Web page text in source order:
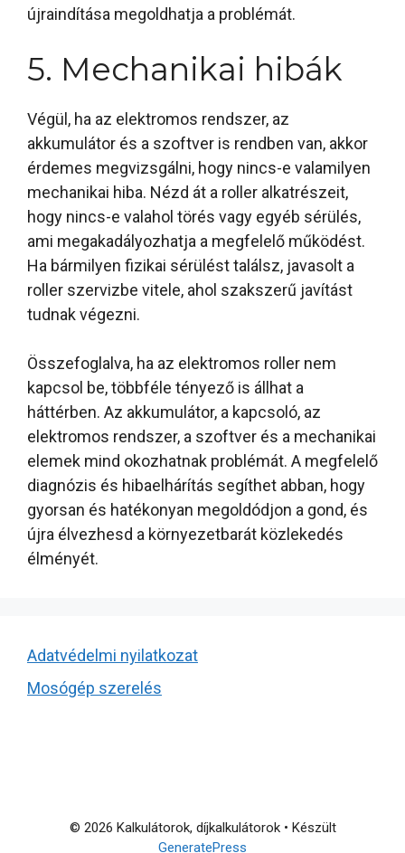
újraindítása megoldhatja a problémát.
5. Mechanikai hibák
Végül, ha az elektromos rendszer, az
akkumulátor és a szoftver is rendben van, akkor
érdemes megvizsgálni, hogy nincs-e valamilyen
mechanikai hiba. Nézd át a roller alkatrészeit,
hogy nincs-e valahol törés vagy egyéb sérülés,
ami megakadályozhatja a megfelelő működést.
Ha bármilyen fizikai sérülést találsz, javasolt a
roller szervizbe vitele, ahol szakszerű javítást
tudnak végezni.
Összefoglalva, ha az elektromos roller nem
kapcsol be, többféle tényező is állhat a
háttérben. Az akkumulátor, a kapcsoló, az
elektromos rendszer, a szoftver és a mechanikai
elemek mind okozhatnak problémát. A megfelelő
diagnózis és hibaelhárítás segíthet abban, hogy
gyorsan és hatékonyan megoldódjon a gond, és
újra élvezhesd a környezetbarát közlekedés
élményét.
Adatvédelmi nyilatkozat
Mosógép szerelés
© 2026 Kalkulátorok, díjkalkulátorok• Készült
GeneratePress